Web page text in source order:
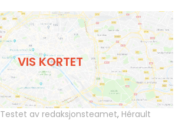
VIS KORTET
Testet av redaksjonsteamet, Hérault